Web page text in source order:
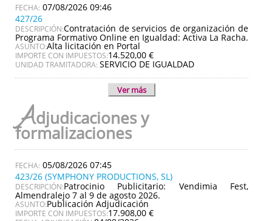
07/08/2026 09:46
427/26
DESCRIPCIÓN:Contratación de servicios de organización de
Programa Formativo Online en Igualdad: Activa La Racha.
ASUNTO:Alta licitación en Portal
IMPORTE CON IMPUESTOS:14.520,00 €
UNIDAD TRAMITADORA: SERVICIO DE IGUALDAD
Ver más
Adjudicaciones y
formalizaciones
05/08/2026 07:45
423/26 (SYMPHONY PRODUCTIONS, SL)
DESCRIPCIÓN:Patrocinio Publicitario: Vendimia Fest,
Almendralejo 7 al 9 de agosto 2026.
ASUNTO:Publicación Adjudicación
IMPORTE CON IMPUESTOS:17.908,00 €